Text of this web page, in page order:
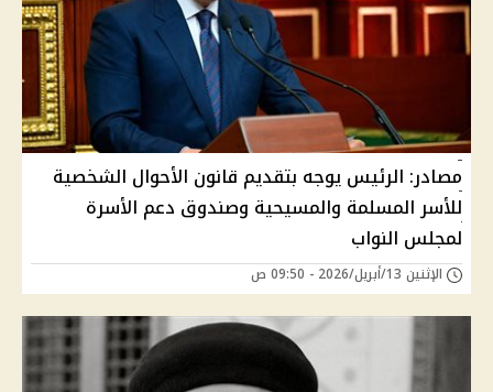
مصادر: الرئيس يوجه بتقديم قانون الأحوال الشخصية
للأسر المسلمة والمسيحية وصندوق دعم الأسرة
لمجلس النواب
الإثنين 13/أبريل/2026 - 09:50 ص